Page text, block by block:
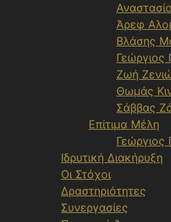
Άρεφ
Βλάσης
Γεώργιος
Ζωή
Θωμάς
Σάββας
Επίτιμα Μέλη
Γεώργιος
Ιδρυτική Διακήρυξη
Οι Στόχοι
Δραστηριότητες
Συνεργασίες